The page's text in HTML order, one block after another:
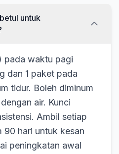
untuk
pada waktu pagi
dan 1 paket pada
tidur. Boleh diminum
air. Kunci
Ambil setiap
90 hari untuk kesan
peningkatan awal